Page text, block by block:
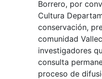
Borrero, por
Cultura
conservación,
comunidad
investigadores
consulta
proceso de